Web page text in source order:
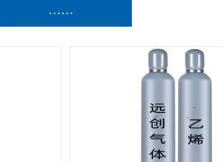
......